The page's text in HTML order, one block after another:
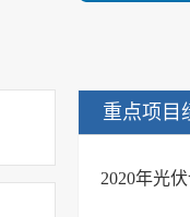
重点项目
2020年光